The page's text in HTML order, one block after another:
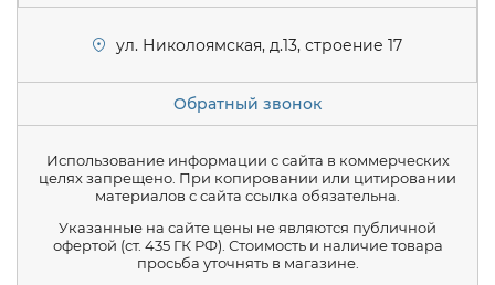
ул. Николоямская, д.13, строение 17
Обратный звонок
Использование информации с сайта в коммерческих
целях запрещено. При копировании или цитировании
материалов с сайта ссылка обязательна.
Указанные на сайте цены не являются публичной
офертой (ст. 435 ГК РФ). Стоимость и наличие товара
просьба уточнять в магазине.